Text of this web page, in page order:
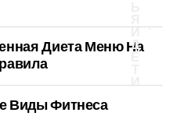
Д
И
Диета Меню На
Виды Фитнеса